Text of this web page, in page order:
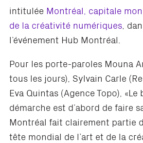
intitulée Montréal, capitale
de la créativité numériques ,
l’événement Hub Montréal.
Pour les porte-paroles Mouna
tous les jours), Sylvain Carle
Eva Quintas (Agence Topo),
démarche est d’abord de faire
Montréal fait clairement partie
tête mondial de l’art et de la